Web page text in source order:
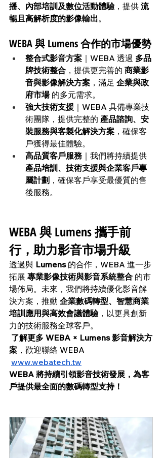
播、內部培訓及數位活動體驗，提供 流
暢且高解析度的影像輸出。
WEBA 與 Lumens 合作的市場優勢
整合式影音方案 ｜WEBA 透過 多品
牌技術整合 ，提供更完善的 商業影
音與影像解決方案 ，滿足 企業與政
府市場 的多元需求。
強大技術支援 ｜WEBA 具備專業技
術團隊，提供完整的 產品諮詢、安
裝服務與客製化解決方案 ，確保客
戶獲得最佳體驗。
高品質客戶服務 ｜我們將持續提供
產品培訓、技術支援與企業客戶專
屬計劃 ，確保客戶享受最優質的售
後服務。
WEBA 與 Lumens 攜手前
行，助力影音市場升級
透過與 Lumens 的合作，WEBA 進一步
拓展 專業影像技術與影音系統整合 的市
場佈局。未來，我們將持續優化影音解
決方案，推動 企業數碼轉型、智慧商業
培訓應用與高效會議體驗，以更具創新
力的技術服務全球客戶。
了解更多 WEBA × Lumens 影音解決方
案 ，歡迎聯絡 WEBA
www.webatech.tw
WEBA 將持續引領影音技術發展，為客
戶提供最全面的數碼轉型支持！